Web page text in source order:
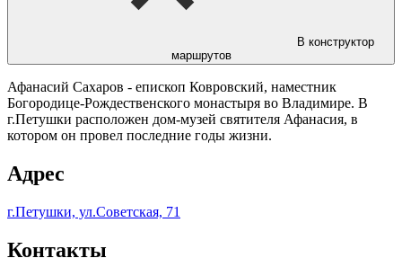
В конструктор
маршрутов
Афанасий Сахаров - епископ Ковровский, наместник
Богородице-Рождественского монастыря во Владимире. В
г.Петушки расположен дом-музей святителя Афанасия, в
котором он провел последние годы жизни.
Адрес
г.Петушки, ул.Советская, 71
Контакты